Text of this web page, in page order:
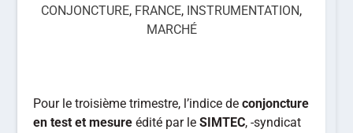
CONJONCTURE, FRANCE, INSTRUMENTATION,
MARCHÉ
Pour le troisième trimestre, l’indice deconjoncture
en test et mesureédité par leSIMTEC, -syndicat